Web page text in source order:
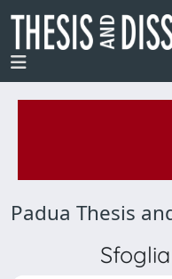
Padua Thesis